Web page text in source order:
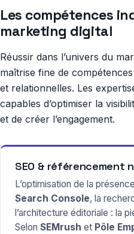
Les compétences
marketing digital
Réussir dans l’univers du
maîtrise fine de
et relationnelles. Les
capables d’optimiser la
et de créer l’engagement.
SEO & référencement
L’optimisation de la
Search Console, la
l’architecture éditoriale : la
Selon SEMrush et Pôle